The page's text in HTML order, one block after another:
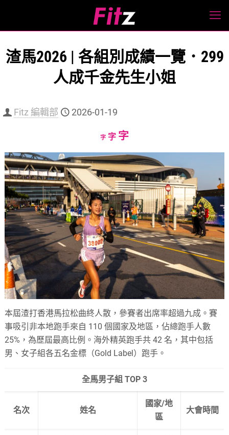
渣馬2026 | 各組別成績一覽．299
人成千金先生小姐
Fitz 編輯部 2026-01-19
字Decrease
size.
字Reset
size.
字Increase
size.
本屆渣打香港馬拉松曲終人散，參賽者出席率超過九成。賽
事吸引非本地跑手來自 110 個國家及地區，佔總跑手人數
25%，為歷屆最高比例。海外精英跑手共 42 名，其中包括
男、女子組各五名金標（Gold Label）跑手。
全馬男子組 TOP 3
名次 姓名
國家/地
區
大會時間